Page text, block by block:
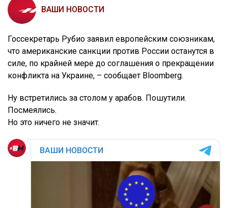
ВАШИ НОВОСТИ
Госсекретарь Рубио заявил европейским союзникам,
что американские санкции против России останутся в
силе, по крайней мере до соглашения о прекращении
конфликта на Украине, – сообщает Bloomberg.
Ну встретились за столом у арабов. Пошутили.
Посмеялись.
Но это ничего не значит.